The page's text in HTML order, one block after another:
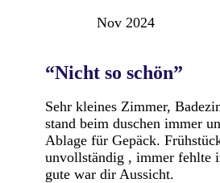
Nov 2024
“Nicht so schön”
Sehr kleines Zimmer,
stand beim duschen immer
Ablage für Gepäck.
unvollständig , immer fehlte
gute war dir Aussicht.